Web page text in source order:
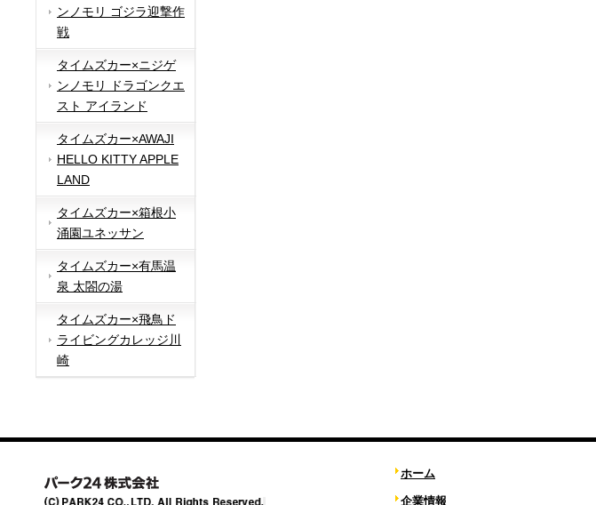
ンノモリ ゴジラ迎撃作
戦
タイムズカー×ニジゲ
ンノモリ ドラゴンクエ
スト アイランド
タイムズカー×AWAJI
HELLO KITTY APPLE
LAND
タイムズカー×箱根小
涌園ユネッサン
タイムズカー×有馬温
泉 太閤の湯
タイムズカー×飛鳥ド
ライビングカレッジ川
崎
ホーム
企業情報